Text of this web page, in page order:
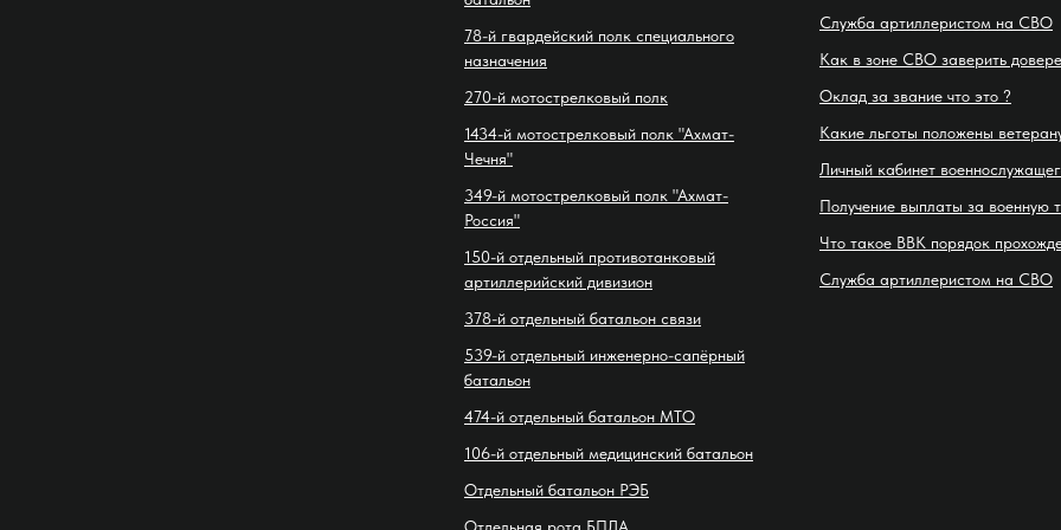
78-й гвардейский полк специального
назначения
270-й мотострелковый полк
1434-й мотострелковый полк "Ахмат-
Чечня"
349-й мотострелковый полк "Ахмат-
Россия"
150-й отдельный противотанковый
артиллерийский дивизион
378-й отдельный батальон связи
539-й отдельный инженерно-сапёрный
батальон
474-й отдельный батальон МТО
106-й отдельный медицинский батальон
Отдельный батальон РЭБ
Отдельная рота БПЛА
Служба артиллеристом на СВО
Как в зоне СВО заверить
Оклад за звание что это ?
Какие льготы положены
Личный кабинет
Получение выплаты за военную
Что такое ВВК порядок
Служба артиллеристом на СВО